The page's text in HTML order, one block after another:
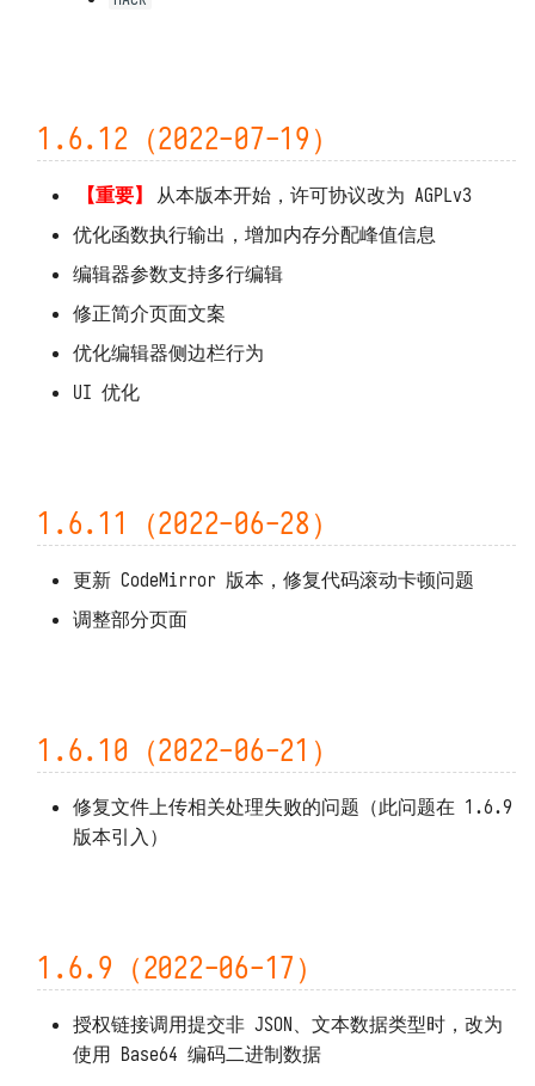
1.6.12（2022-07-19）
【重要】
从本版本开始，许可协议改为 AGPLv3
优化函数执行输出，增加内存分配峰值信息
编辑器参数支持多行编辑
修正简介页面文案
优化编辑器侧边栏行为
UI 优化
1.6.11（2022-06-28）
更新 CodeMirror 版本，修复代码滚动卡顿问题
调整部分页面
1.6.10（2022-06-21）
修复文件上传相关处理失败的问题（此问题在 1.6.9
版本引入）
1.6.9（2022-06-17）
授权链接调用提交非 JSON、文本数据类型时，改为
使用 Base64 编码二进制数据